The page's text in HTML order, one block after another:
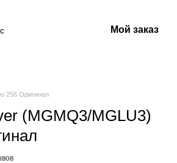
Мой заказ
256 Оригинал
(MGMQ3/MGLU3)